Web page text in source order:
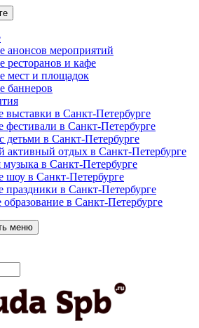
анонсов мероприятий
ресторанов и кафе
мест и площадок
баннеров
выставки в Санкт-Петербурге
фестивали в Санкт-Петербурге
детьми в Санкт-Петербурге
активный отдых в Санкт-Петербурге
музыка в Санкт-Петербурге
шоу в Санкт-Петербурге
праздники в Санкт-Петербурге
образование в Санкт-Петербурге
меню